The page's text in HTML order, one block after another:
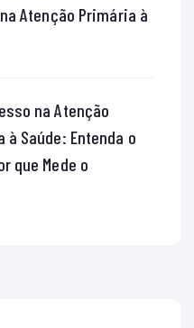
Atenção Primária à
na Atenção
à Saúde: Entenda o
que Mede o